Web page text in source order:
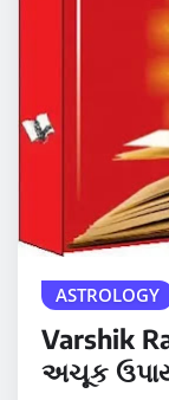
ASTROLOGY
Varshik
અચૂક